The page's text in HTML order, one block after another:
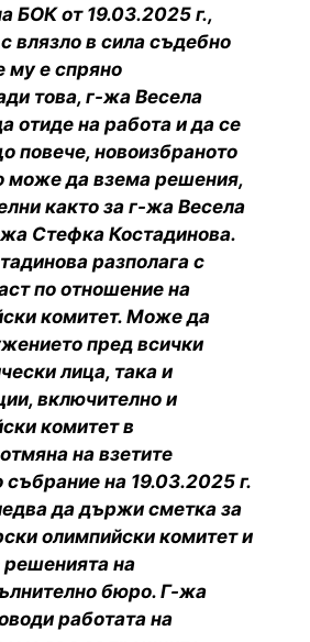
БОК от 19.03.2025 г.,
влязло в сила съдебно
му е спряно
това, г-жа Весела
отиде на работа и да се
повече, новоизбраното
може да взема решения,
както за г-жа Весела
Стефка Костадинова.
разполага с
по отношение на
комитет. Може да
пред всички
лица, така и
включително и
комитет в
на взетите
на 19.03.2025 г.
да държи сметка за
олимпийски комитет и
решенията на
бюро. Г-жа
работата на